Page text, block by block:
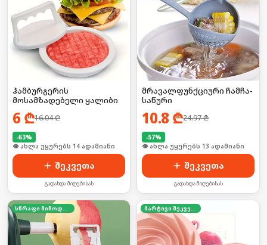
ჰამბურგერის
მოსამზადებელი ყალიბი
6 ₾16.04₾
-63%
🛒 ბოლო 24სთ-ში იყიდა 18-მა
შეკვეთა
გადახდა მიღებისას
მრავალფუნქციური ჩამჩა-
საწური
10.8 ₾24.97₾
-57%
🛒 ბოლო 24სთ-ში იყიდა 22-მა
შეკვეთა
გადახდა მიღებისას
სწრაფი მიწოდება მარტივი შეკვეთა